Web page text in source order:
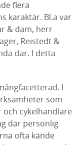
flera
karaktär. Bl.a var
& dam, herr
Reistedt &
där. I detta
I
som
och cykelhandlare
där personlig
ofta kände